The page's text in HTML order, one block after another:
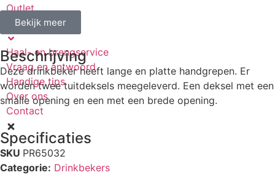
Outlet
Onderhoud
Haal- en brengservice
Vraag en antwoord
Handige tips
Over ons
Contact
Bekijk meer
Beschrijving
Deze drinkbeker heeft lange en platte handgrepen. Er
worden twee tuitdeksels meegeleverd. Een deksel met een
smalle opening en een met een brede opening.
Specificaties
SKU PR65032
Categorie: Drinkbekers